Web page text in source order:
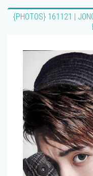
{PHOTOS} 161121 |